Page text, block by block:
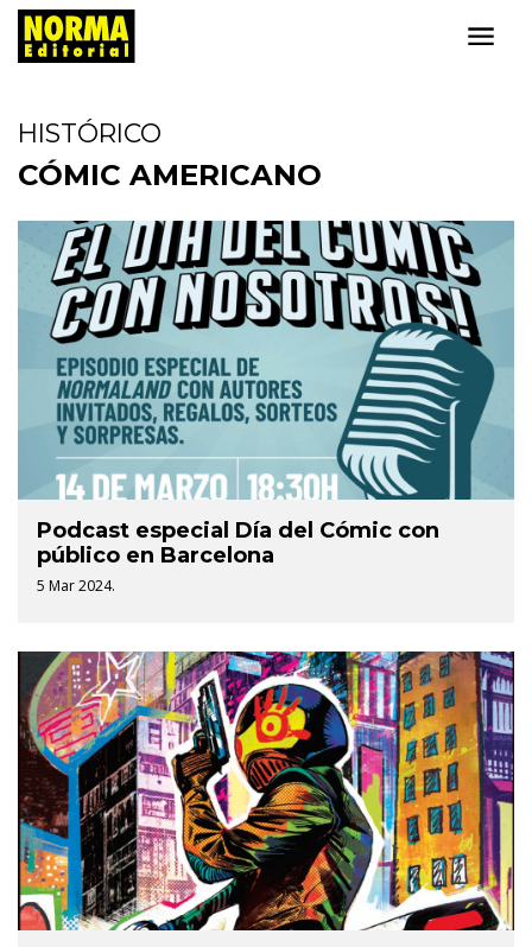
HISTÓRICO
CÓMIC AMERICANO
Podcast especial Día del Cómic con
público en Barcelona
5 Mar 2024.